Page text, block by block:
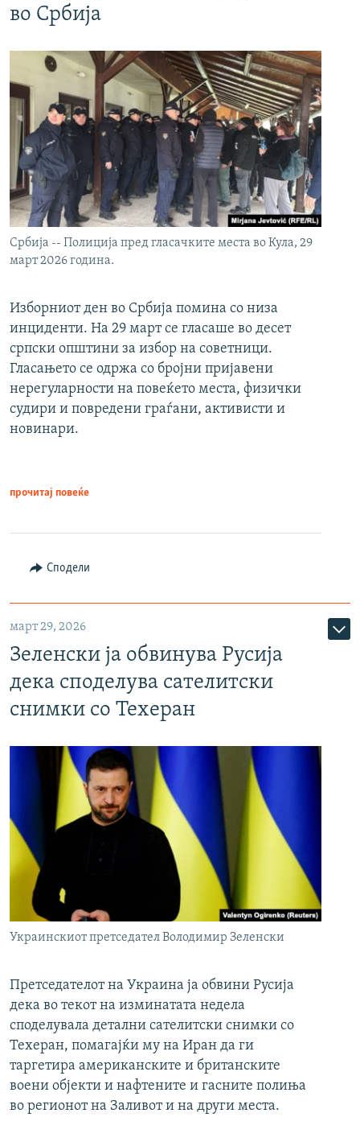
во Србија
Србија -- Полиција пред гласачките места во Кула, 29
март 2026 година.
Изборниот ден во Србија помина со низа
инциденти. На 29 март се гласаше во десет
српски општини за избор на советници.
Гласањето се одржа со бројни пријавени
нерегуларности на повеќето места, физички
судири и повредени граѓани, активисти и
новинари.
прочитај повеќе
Сподели
март 29, 2026
Зеленски ја обвинува Русија
дека споделува сателитски
снимки со Техеран
Украинскиот претседател Володимир Зеленски
Претседателот на Украина ја обвини Русија
дека во текот на изминатата недела
споделувала детални сателитски снимки со
Техеран, помагајќи му на Иран да ги
таргетира американските и британските
воени објекти и нафтените и гасните полиња
во регионот на Заливот и на други места.